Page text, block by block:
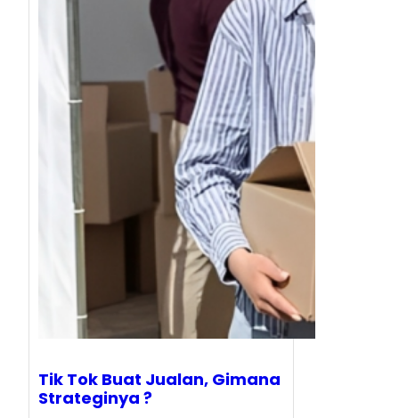
Tik Tok Buat Jualan, Gimana
Strateginya ?